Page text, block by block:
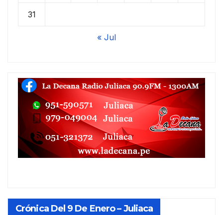
31
« Jul
Crónica Del 9 De Enero – Juliaca